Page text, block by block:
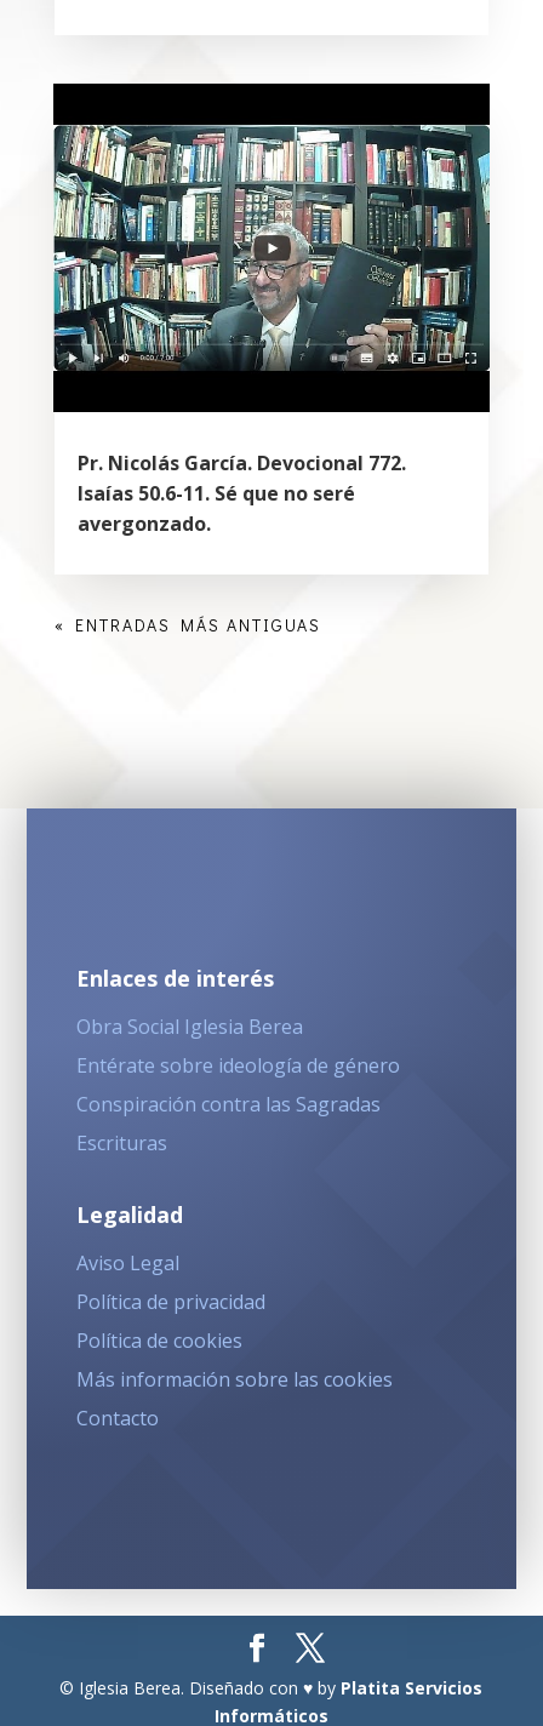
Pr. Nicolás García. Devocional 772.
Isaías 50.6-11. Sé que no seré
avergonzado.
« ENTRADAS MÁS ANTIGUAS
Enlaces de interés
Obra Social Iglesia Berea
Entérate sobre ideología de género
Conspiración contra las Sagradas
Escrituras
Legalidad
Aviso Legal
Política de privacidad
Política de cookies
Más información sobre las cookies
Contacto
© Iglesia Berea. Diseñado con ♥ by Platita Servicios
Informáticos